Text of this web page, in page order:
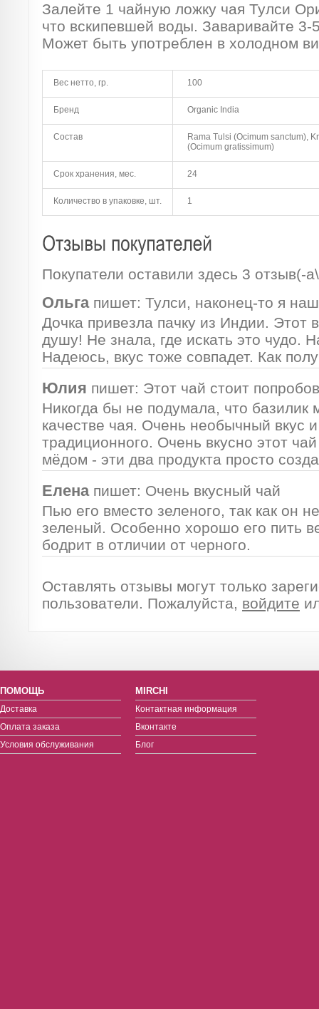
Залейте 1 чайную ложку чая Тулси
что вскипевшей воды. Заваривайте 3-
Может быть употреблен в холодном
Вес нетто, гр. 100
Бренд Organic India
Состав
Rama Tulsi (Ocimum sanctum),
(Ocimum gratissimum)
Срок хранения, мес. 24
Количество в упаковке, шт. 1
Покупатели оставили здесь 3 отзыв(-
Ольгапишет: Тулси, наконец-то я
Дочка привезла пачку из Индии. Этот
душу! Не знала, где искать это чудо.
Надеюсь, вкус тоже совпадет. Как
Юлия пишет: Этот чай стоит
Никогда бы не подумала, что базилик
качестве чая. Очень необычный вкус
традиционного. Очень вкусно этот
мёдом - эти два продукта просто
Еленапишет: Очень вкусный чай
Пью его вместо зеленого, так как он
зеленый. Особенно хорошо его пить
бодрит в отличии от черного.
Оставлять отзывы могут только
пользователи. Пожалуйста, войдите
ПОМОЩЬ
Доставка
Оплата заказа
Условия обслуживания
MIRCHI
Контактная информация
Вконтакте
Блог